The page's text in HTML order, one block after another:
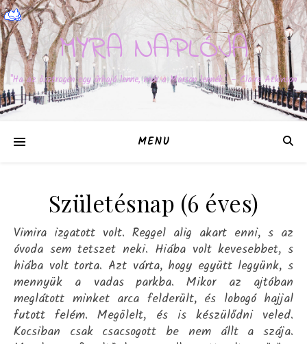
MYRA NAPLÓJA
"Ha az ösztrogén egy űrhajó lenne, már a Marson lennék." – Claire Atkinson
MENU
Születésnap (6 éves)
Vimira izgatott volt. Reggel alig akart enni, s az
óvoda sem tetszet neki. Hiába volt kevesebbet, s
hiába volt torta. Azt várta, hogy együtt legyünk, s
mennyük a vadas parkba. Mikor az ajtóban
meglátott minket arca felderült, és lobogó hajjal
futott felém. Megölelt, és is készülődni veled.
Kocsiban csak csacsogott be nem állt a szája.